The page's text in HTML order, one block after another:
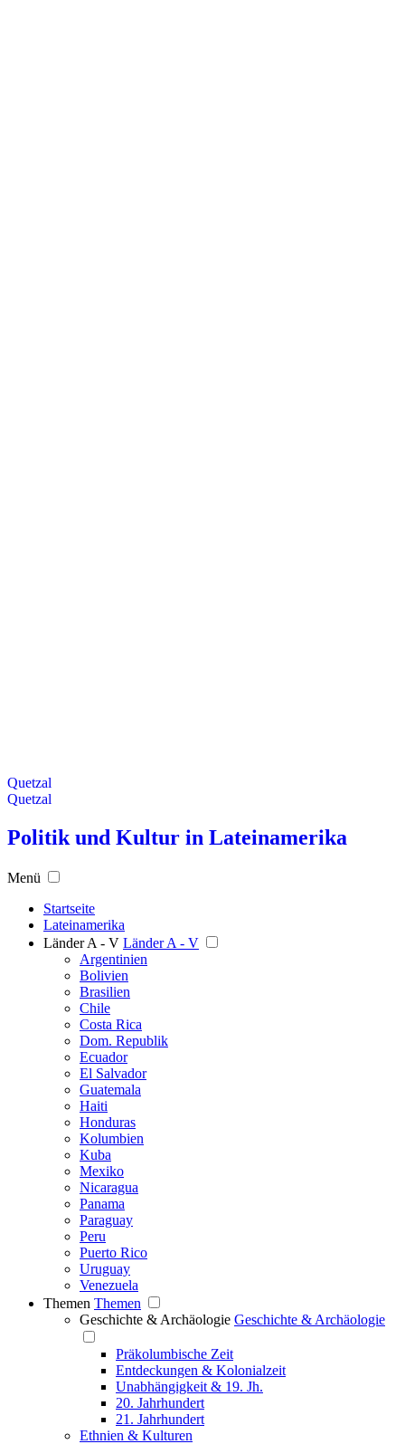
Quetzal
Quetzal
Politik und Kultur in Lateinamerika
Menü
Startseite
Lateinamerika
Länder A - V Länder A - V
Argentinien
Bolivien
Brasilien
Chile
Costa Rica
Dom. Republik
Ecuador
El Salvador
Guatemala
Haiti
Honduras
Kolumbien
Kuba
Mexiko
Nicaragua
Panama
Paraguay
Peru
Puerto Rico
Uruguay
Venezuela
Themen Themen
Geschichte & Archäologie Geschichte & Archäologie
Präkolumbische Zeit
Entdeckungen & Kolonialzeit
Unabhängigkeit & 19. Jh.
20. Jahrhundert
21. Jahrhundert
Ethnien & Kulturen